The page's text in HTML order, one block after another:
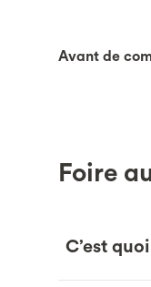
Avant de
Foire
C’est